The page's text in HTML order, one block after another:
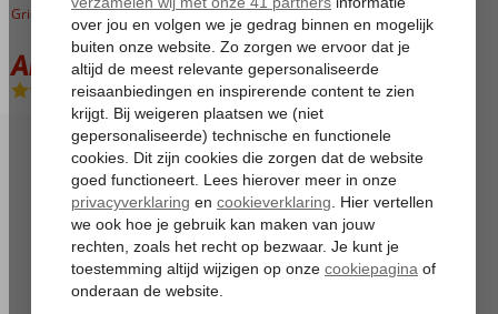
Home
Griekenland Kreta Piskopiano Amazones Sun Studios
Amazones Sun Studios
Logies-Appartement